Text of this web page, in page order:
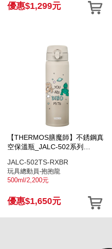
優惠$1,299元
【THERMOS膳魔師】不銹鋼真
空保溫瓶_JALC-502系列
JALC-502TS-RXBR
玩具總動員-抱抱龍
500ml/2,200元
優惠$1,650元